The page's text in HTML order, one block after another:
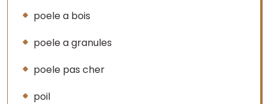
poele a bois
poele a granules
poele pas cher
poil